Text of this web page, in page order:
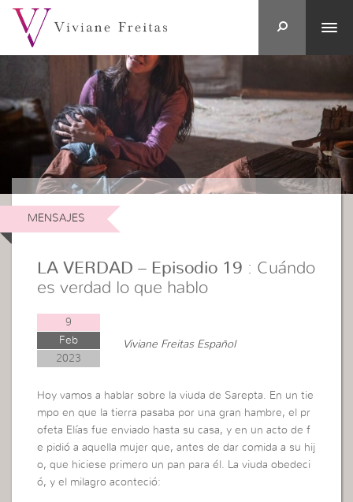
MENSAJES
LA VERDAD – Episodio 19 : Cuándo
es verdad lo que hablo
9
Feb
2023
Viviane Freitas Español
Hoy vamos a hablar sobre la viuda de Sarepta. En un tie
mpo en que la tierra pasaba por una gran hambre, el pr
ofeta Elías fue enviado hasta su casa, y en un acto de f
e pidió a aquella mujer que, antes de dar comida a su hij
o, que hiciese primero un pan para él. La viuda obedeci
ó, y el milagro aconteció: